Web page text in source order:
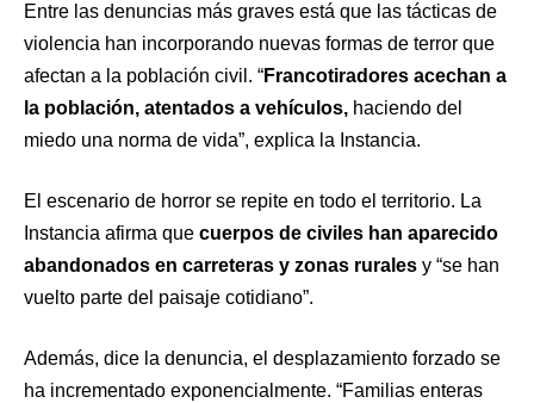
Entre las denuncias más graves está que las tácticas de
violencia han incorporando nuevas formas de terror que
afectan a la población civil. “Francotiradores acechan a
la población, atentados a vehículos, haciendo del
miedo una norma de vida”, explica la Instancia.
El escenario de horror se repite en todo el territorio. La
Instancia afirma que cuerpos de civiles han aparecido
abandonados en carreteras y zonas rurales y “se han
vuelto parte del paisaje cotidiano”.
Además, dice la denuncia, el desplazamiento forzado se
ha incrementado exponencialmente. “Familias enteras